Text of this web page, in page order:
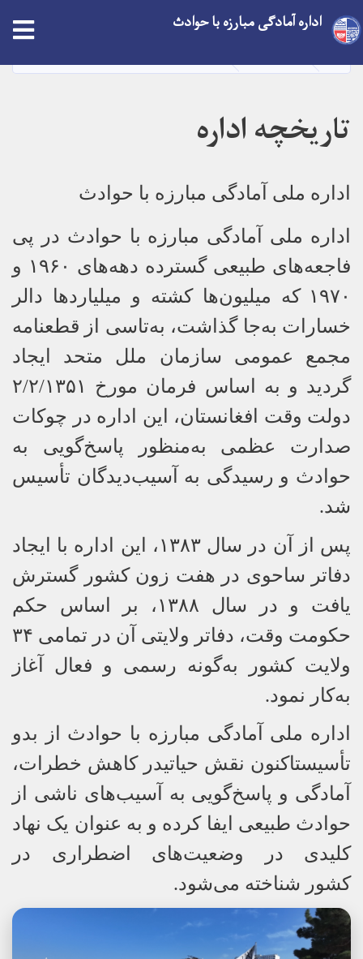
to
content
اداره آمادگی مبارزه با حوادث
تاریخچه اداره
اداره ملی آمادگی مبارزه با حوادث
اداره ملی آمادگی مبارزه با حوادث در پی
فاجعه‌های طبیعی گسترده دهه‌های ۱۹۶۰ و
۱۹۷۰ که میلیون‌ها کشته و میلیاردها دالر
خسارات به‌جا گذاشت، به‌تاسی از قطعنامه
مجمع عمومی سازمان ملل متحد ایجاد
گردید و به اساس فرمان مورخ ۲/۲/۱۳۵۱
دولت وقت افغانستان، این اداره در چوکات
صدارت عظمی به‌منظور پاسخ‌گویی به
حوادث و رسیدگی به آسیب‌دیدگان تأسیس
شد.
پس از آن در سال۱۳۸۳، این اداره با ایجاد
دفاتر ساحوی در هفت زون کشور گسترش
یافت و در سال ۱۳۸۸، بر اساس حکم
حکومت وقت، دفاتر ولایتی آن در تمامی ۳۴
ولایت کشور به‌گونه رسمی و فعال آغاز
به‌کار نمود.
اداره ملی آمادگی مبارزه با حوادث از بدو
تأسیستاکنون نقش حیاتیدر کاهش خطرات،
آمادگی و پاسخ‌گویی به آسیب‌های ناشی از
حوادث طبیعی ایفا کرده و به عنوان یک نهاد
کلیدی در وضعیت‌های اضطراری در
کشور شناخته می‌شود.